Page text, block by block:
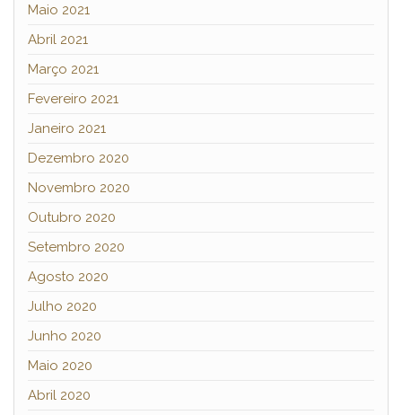
Maio 2021
Abril 2021
Março 2021
Fevereiro 2021
Janeiro 2021
Dezembro 2020
Novembro 2020
Outubro 2020
Setembro 2020
Agosto 2020
Julho 2020
Junho 2020
Maio 2020
Abril 2020